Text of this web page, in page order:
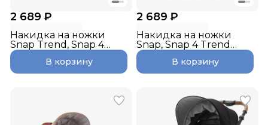
2 689 ₽
Накидка на ножки
Snap Trend, Snap 4
Trend, цвет: Denim
В корзину
2 689 ₽
Накидка на ножки
Snap, Snap 4 Trend
цвет:Grey Marle
В корзину